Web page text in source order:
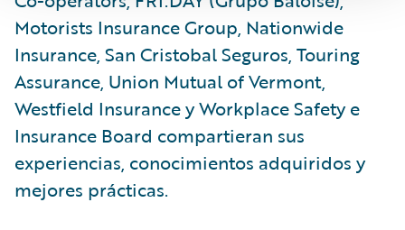
Motorists Insurance Group, Nationwide
Insurance, San Cristobal Seguros, Touring
Assurance, Union Mutual of Vermont,
Westfield Insurance y Workplace Safety e
Insurance Board compartieran sus
experiencias, conocimientos adquiridos y
mejores prácticas.